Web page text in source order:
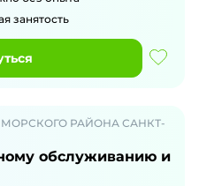
занятость
РАЙОНА САНКТ-
обслуживанию и